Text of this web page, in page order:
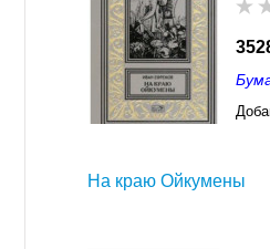
На краю Ойкумены